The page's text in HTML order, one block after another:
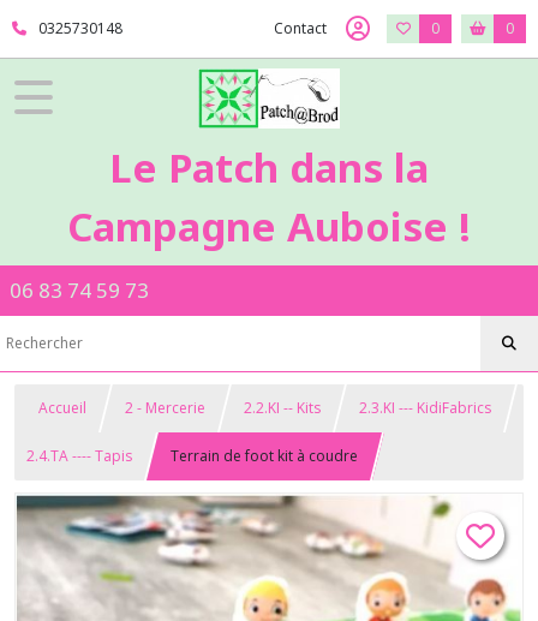
0325730148 Contact 0 0
Le Patch dans la
Campagne Auboise !
06 83 74 59 73
Accueil 2 - Mercerie 2.2.KI -- Kits 2.3.KI --- KidiFabrics
2.4.TA ---- Tapis Terrain de foot kit à coudre